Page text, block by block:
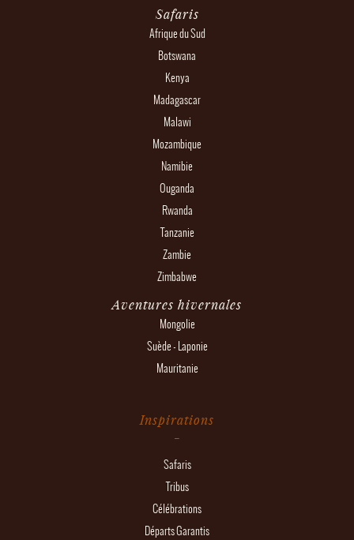
Safaris
Afrique du Sud
Botswana
Kenya
Madagascar
Malawi
Mozambique
Namibie
Ouganda
Rwanda
Tanzanie
Zambie
Zimbabwe
Aventures hivernales
Mongolie
Suède - Laponie
Mauritanie
Inspirations
Safaris
Tribus
Célébrations
Départs Garantis